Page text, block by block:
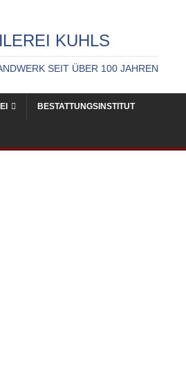
KUHLS
SEIT ÜBER 100 JAHREN
BESTATTUNGSINSTITUT